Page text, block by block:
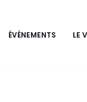
ÉVÈNEMENTS LE